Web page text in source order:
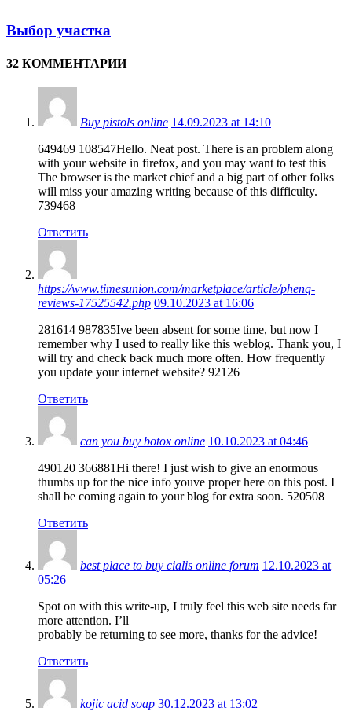
Выбор участка
32 КОММЕНТАРИИ
Buy pistols online 14.09.2023 at 14:10
649469 108547Hello. Neat post. There is an problem along
with your website in firefox, and you may want to test this
The browser is the market chief and a big part of other folks
will miss your amazing writing because of this difficulty.
739468
Ответить
https://www.timesunion.com/marketplace/article/phenq-
reviews-17525542.php 09.10.2023 at 16:06
281614 987835Ive been absent for some time, but now I
remember why I used to really like this weblog. Thank you, I
will try and check back much more often. How frequently
you update your internet website? 92126
Ответить
can you buy botox online 10.10.2023 at 04:46
490120 366881Hi there! I just wish to give an enormous
thumbs up for the nice info youve proper here on this post. I
shall be coming again to your blog for extra soon. 520508
Ответить
best place to buy cialis online forum 12.10.2023 at
05:26
Spot on with this write-up, I truly feel this web site needs far
more attention. I’ll
probably be returning to see more, thanks for the advice!
Ответить
kojic acid soap 30.12.2023 at 13:02